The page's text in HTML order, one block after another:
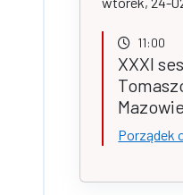
11:00
XXXI
Porządek